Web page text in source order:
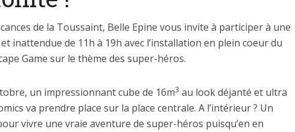
de la Toussaint, Belle Epine vous invite à participer à une
inattendue de 11h à 19h avec l’installation en plein coeur du
Game sur le thème des super-héros.
un impressionnant cube de 16m3 au look déjanté et ultra
va prendre place sur la place centrale. A l’intérieur ? Un
vivre une vraie aventure de super-héros puisqu’en en